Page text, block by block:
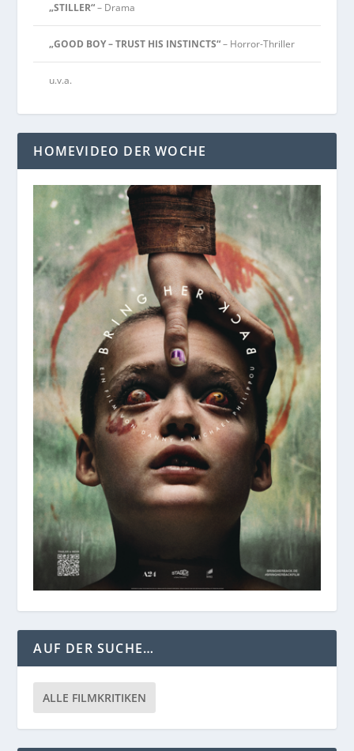
„STILLER“– Drama
„GOOD BOY – TRUST HIS INSTINCTS“– Horror-Thriller
u.v.a.
HOMEVIDEO DER WOCHE
AUF DER SUCHE…
ALLE FILMKRITIKEN